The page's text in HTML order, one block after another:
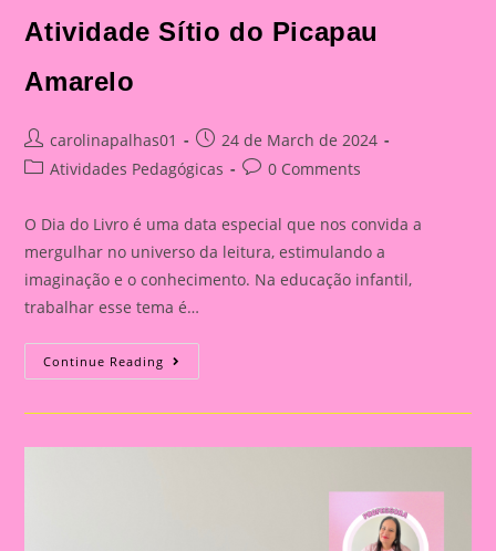
Atividade Sítio do Picapau
Amarelo
Post
author:
carolinapalhas01
Post
published:
24 de March de 2024
PostAtividades Pedagógicas
Post0 Comments
O Dia do Livro é uma data especial que nos convida a
mergulhar no universo da leitura, estimulando a
imaginação e o conhecimento. Na educação infantil,
trabalhar esse tema é…
Continue Reading Atividade
Sítio
Picapau